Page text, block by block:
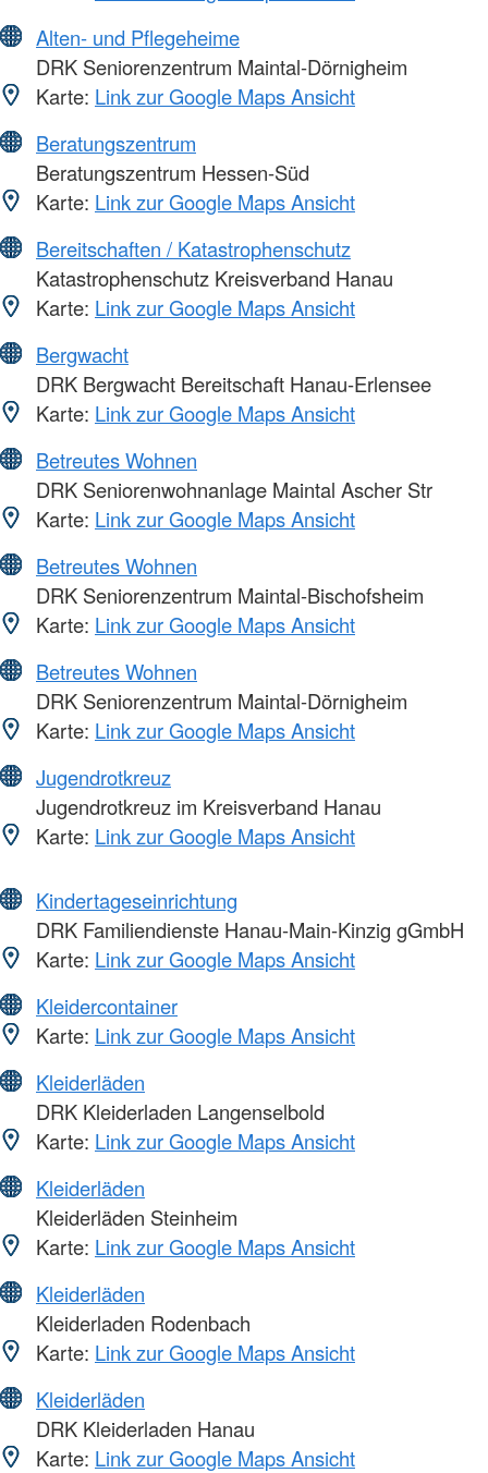
Alten- und Pflegeheime
DRK Seniorenzentrum Maintal-Dörnigheim
Karte: Link zur Google Maps Ansicht
Beratungszentrum
Beratungszentrum Hessen-Süd
Karte: Link zur Google Maps Ansicht
Bereitschaften / Katastrophenschutz
Katastrophenschutz Kreisverband Hanau
Karte: Link zur Google Maps Ansicht
Bergwacht
DRK Bergwacht Bereitschaft Hanau-Erlensee
Karte: Link zur Google Maps Ansicht
Betreutes Wohnen
DRK Seniorenwohnanlage Maintal Ascher Str
Karte: Link zur Google Maps Ansicht
Betreutes Wohnen
DRK Seniorenzentrum Maintal-Bischofsheim
Karte: Link zur Google Maps Ansicht
Betreutes Wohnen
DRK Seniorenzentrum Maintal-Dörnigheim
Karte: Link zur Google Maps Ansicht
Jugendrotkreuz
Jugendrotkreuz im Kreisverband Hanau
Karte: Link zur Google Maps Ansicht
Kindertageseinrichtung
DRK Familiendienste Hanau-Main-Kinzig gGmbH
Karte: Link zur Google Maps Ansicht
Kleidercontainer
Karte: Link zur Google Maps Ansicht
Kleiderläden
DRK Kleiderladen Langenselbold
Karte: Link zur Google Maps Ansicht
Kleiderläden
Kleiderläden Steinheim
Karte: Link zur Google Maps Ansicht
Kleiderläden
Kleiderladen Rodenbach
Karte: Link zur Google Maps Ansicht
Kleiderläden
DRK Kleiderladen Hanau
Karte: Link zur Google Maps Ansicht